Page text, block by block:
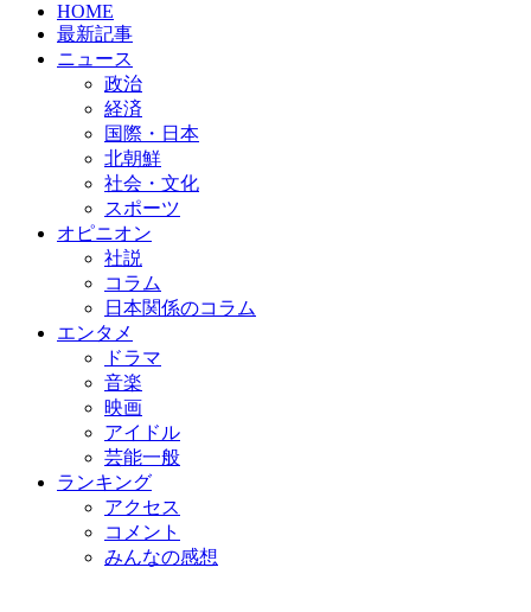
HOME
最新記事
ニュース
政治
経済
国際・日本
北朝鮮
社会・文化
スポーツ
オピニオン
社説
コラム
日本関係のコラム
エンタメ
ドラマ
音楽
映画
アイドル
芸能一般
ランキング
アクセス
コメント
みんなの感想